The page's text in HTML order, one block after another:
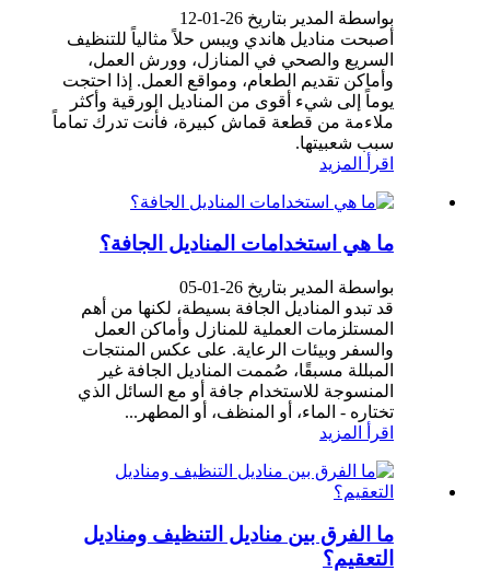
بواسطة المدير بتاريخ 26-01-12
أصبحت مناديل هاندي ويبس حلاً مثالياً للتنظيف
السريع والصحي في المنازل، وورش العمل،
وأماكن تقديم الطعام، ومواقع العمل. إذا احتجت
يوماً إلى شيء أقوى من المناديل الورقية وأكثر
ملاءمة من قطعة قماش كبيرة، فأنت تدرك تماماً
سبب شعبيتها.
اقرأ المزيد
ما هي استخدامات المناديل الجافة؟
بواسطة المدير بتاريخ 26-01-05
قد تبدو المناديل الجافة بسيطة، لكنها من أهم
المستلزمات العملية للمنازل وأماكن العمل
والسفر وبيئات الرعاية. على عكس المنتجات
المبللة مسبقًا، صُممت المناديل الجافة غير
المنسوجة للاستخدام جافة أو مع السائل الذي
تختاره - الماء، أو المنظف، أو المطهر...
اقرأ المزيد
ما الفرق بين مناديل التنظيف ومناديل
التعقيم؟